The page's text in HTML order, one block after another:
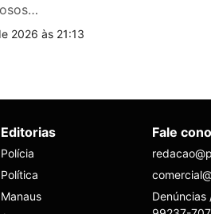
2026 às 21:13
Editorias
Polícia
Política
Manaus
Fale
Denúncias